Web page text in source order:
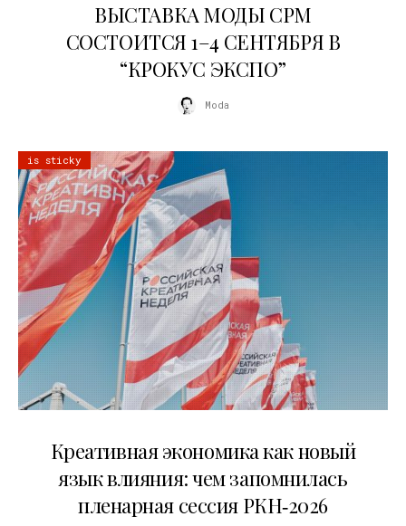
ВЫСТАВКА МОДЫ CPM
СОСТОИТСЯ 1–4 СЕНТЯБРЯ В
“КРОКУС ЭКСПО”
Moda
is sticky
Креативная экономика как новый
язык влияния: чем запомнилась
пленарная сессия РКН‑2026